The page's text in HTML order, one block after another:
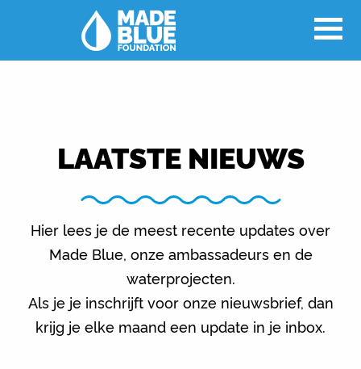
LAATSTE NIEUWS
Hier lees je de meest recente updates over
Made Blue, onze ambassadeurs en de
waterprojecten.
Als je je inschrijft voor onze nieuwsbrief, dan
krijg je elke maand een update in je inbox.